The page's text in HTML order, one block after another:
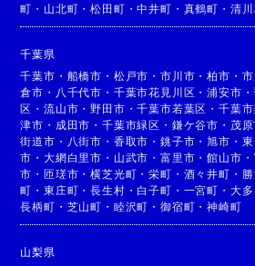
町 ・ 山北町 ・松田町 ・中井町 ・ 真鶴町 ・ 清
千葉県
千葉市 ・ 船橋市 ・ 松戸市 ・市川市 ・柏市 ・
倉市 ・ 八千代市 ・ 千葉市花見川区 ・浦安市 ・
区 ・流山市 ・野田市 ・千葉市若葉区 ・千葉
津市 ・ 成田市 ・千葉市緑区 ・ 鎌ケ谷市 ・ 茂
街道市 ・ 八街市 ・ 香取市 ・銚子市 ・旭市 ・
市 ・大網白里市 ・ 山武市 ・富里市 ・館山市 ・
市 ・匝瑳市 ・横芝光町 ・栄町 ・ 酒々井町 ・
町 ・東庄町 ・長生村 ・ 白子町 ・ 一宮町 ・ 大
長柄町 ・ 芝山町 ・ 睦沢町 ・御宿町 ・神崎町
山梨県